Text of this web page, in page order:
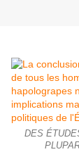
DES